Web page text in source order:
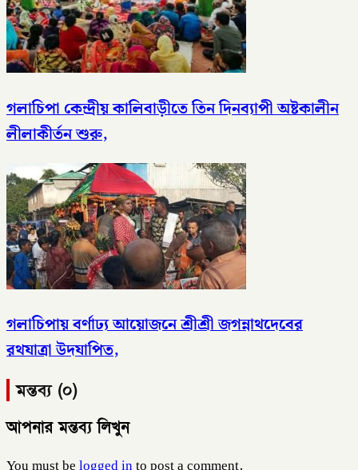
গলাচিপা কেন্দ্রীয় কালিবাড়ীতে তিন দিনব্যাপী অষ্টকালীন
লীলাকীর্তন শুরু,
গলাচিপায় বর্ণাঢ্য আয়োজনে শ্রীশ্রী জগন্নাথদেবের
রথযাত্রা উদযাপিত,
মন্তব্য (০)
আপনার মন্তব্য লিখুন